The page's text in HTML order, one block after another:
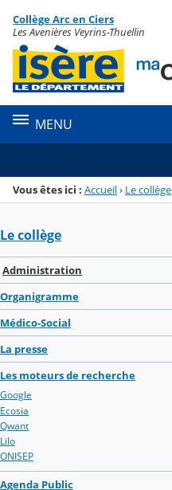
Menu de la rubrique
Contenu
Collège Arc en Ciers
Les Avenières Veyrins-Thuellin
MENU
Vous êtes ici : Accueil› Le collège
Le collège
Administration
Organigramme
Médico-Social
La presse
Les moteurs de recherche
Google
Ecosia
Qwant
Lilo
ONISEP
Agenda Public